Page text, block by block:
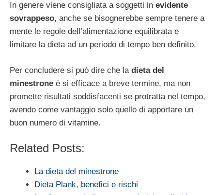
In genere viene consigliata a soggetti in evidente
sovrappeso, anche se bisognerebbe sempre tenere a
mente le regole dell’alimentazione equilibrata e
limitare la dieta ad un periodo di tempo ben definito.
Per concludere si può dire che la dieta del
minestrone è si efficace a breve termine, ma non
promette risultati soddisfacenti se protratta nel tempo,
avendo come vantaggio solo quello di apportare un
buon numero di vitamine.
Related Posts:
La dieta del minestrone
Dieta Plank, benefici e rischi